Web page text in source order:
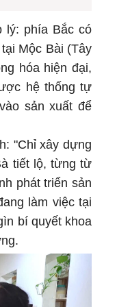
lý: phía Bắc có
Mộc Bài (Tây
hóa hiện đại,
hệ thống tự
sản xuất để
"Chỉ xây dựng
tiết lộ, từng từ
phát triển sản
làm việc tại
bí quyết khoa